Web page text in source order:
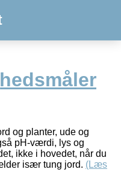
og planter, ude og
pH-værdi, lys og
ikke i hovedet, når du
især tung jord. (Læs